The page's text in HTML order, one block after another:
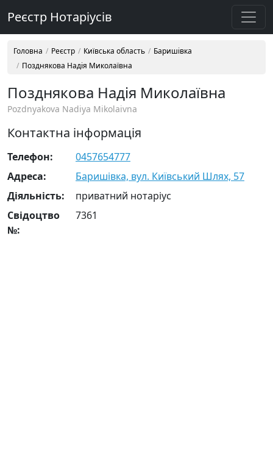
Реєстр Нотаріусів
Головна Реєстр Київська область
Баришівка
Позднякова Надія Миколаївна
Позднякова Надія Миколаївна
Pozdnyakova Nadiya Mikolaivna
Контактна інформація
Телефон:
0457654777
Адреса:
Баришівка, вул. Київський Шлях, 57
Діяльність:
приватний нотаріус
Свідоцтво
№:
7361